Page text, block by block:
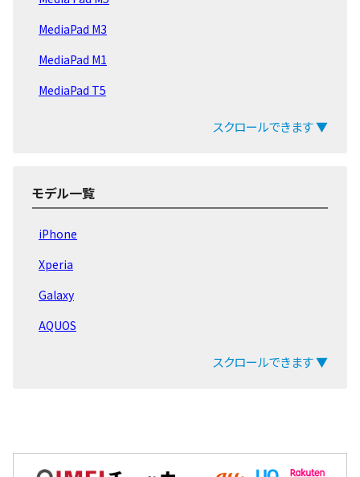
MediaPad M3
MediaPad M1
MediaPad T5
スクロールできます ▼
モデル一覧
iPhone
Xperia
Galaxy
AQUOS
スクロールできます ▼